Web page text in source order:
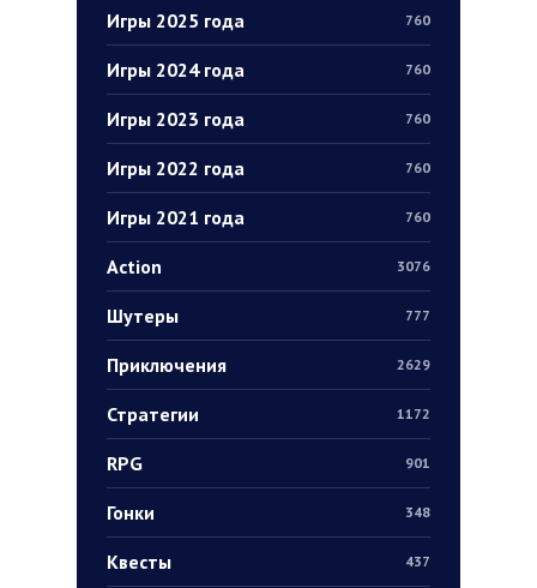
Игры 2025 года 760
Игры 2024 года 760
Игры 2023 года 760
Игры 2022 года 760
Игры 2021 года 760
Action 3076
Шутеры 777
Приключения 2629
Стратегии 1172
RPG 901
Гонки 348
Квесты 437